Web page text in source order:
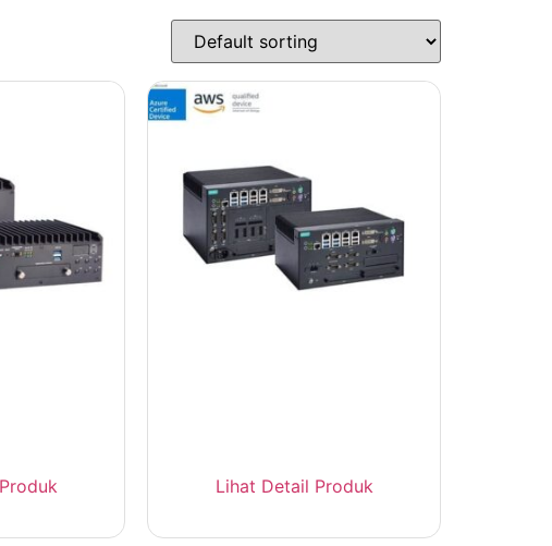
Lihat Detail Produk